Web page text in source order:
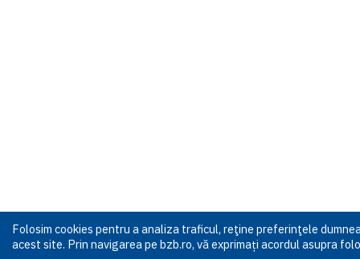
Folosim cookies pentru a analiza traficul, reţine preferinţele
acest site. Prin navigarea pe bzb.ro, vă exprimați acordul asupra